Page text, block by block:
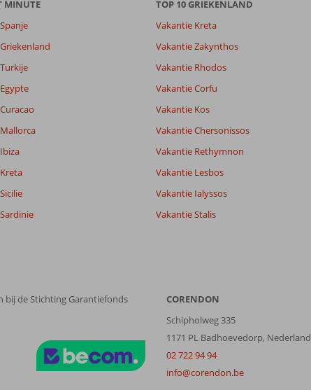
5,7
8,0
Filter reisgezelschap
Sorteren op
MINUTE
TOP 10 GRIEKENLAND
Vakantie Kreta
Vakantie Zakynthos
Vakantie Rhodos
Vakantie Corfu
Vakantie Kos
Vakantie Chersonissos
Vakantie Rethymnon
Vakantie Lesbos
Vakantie Ialyssos
Vakantie Stalis
bij de Stichting Garantiefonds
CORENDON
Schipholweg 335
1171 PL Badhoevedorp, Nederland
02 722 94 94
info@corendon.be